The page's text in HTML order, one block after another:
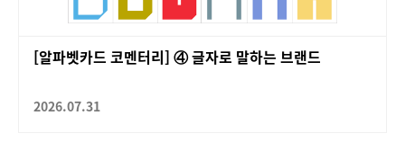
[알파벳카드 코멘터리] ④ 글자로 말하는 브랜드
2026.07.31